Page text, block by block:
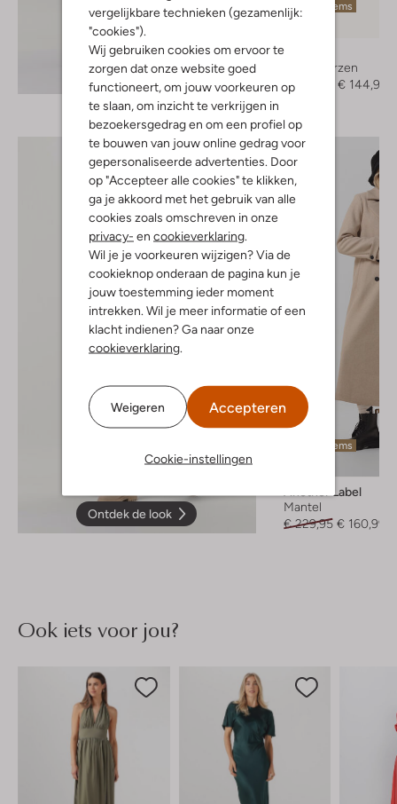
vergelijkbare technieken (gezamenlijk:
"cookies").
Wij gebruiken cookies om ervoor te
zorgen dat onze website goed
functioneert, om jouw voorkeuren op
te slaan, om inzicht te verkrijgen in
bezoekersgedrag en om een profiel op
te bouwen van jouw online gedrag voor
gepersonaliseerde advertenties. Door
op "Accepteer alle cookies" te klikken,
ga je akkoord met het gebruik van alle
cookies zoals omschreven in onze
privacy- en cookieverklaring.
Wil je je voorkeuren wijzigen? Via de
cookieknop onderaan de pagina kun je
jouw toestemming ieder moment
intrekken. Wil je meer informatie of een
klacht indienen? Ga naar onze
cookieverklaring.
Weigeren Accepteren
Cookie-instellingen
Ontdek de look
Laatste items
Toral
Hoge laarzen
€ 289,95
€ 144,99
Ontdek de look
Laatste items
Another Label
Mantel
€ 229,95 € 160,99
Ook iets voor jou?